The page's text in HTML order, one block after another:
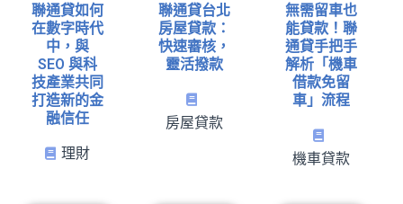
聯通貸如何
在數字時代
中，與
SEO 與科
技產業共同
打造新的金
融信任
理財
聯通貸台北
房屋貸款：
快速審核，
靈活撥款
房屋貸款
無需留車也
能貸款！聯
通貸手把手
解析「機車
借款免留
車」流程
機車貸款